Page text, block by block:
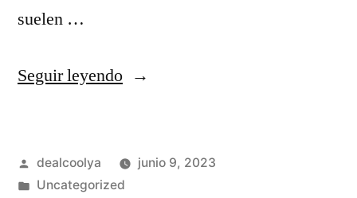
suelen …
Seguir leyendo«camisetas
zaragoza»
Publicado
por
dealcoolya
junio 9, 2023
Publicado
Uncategorized